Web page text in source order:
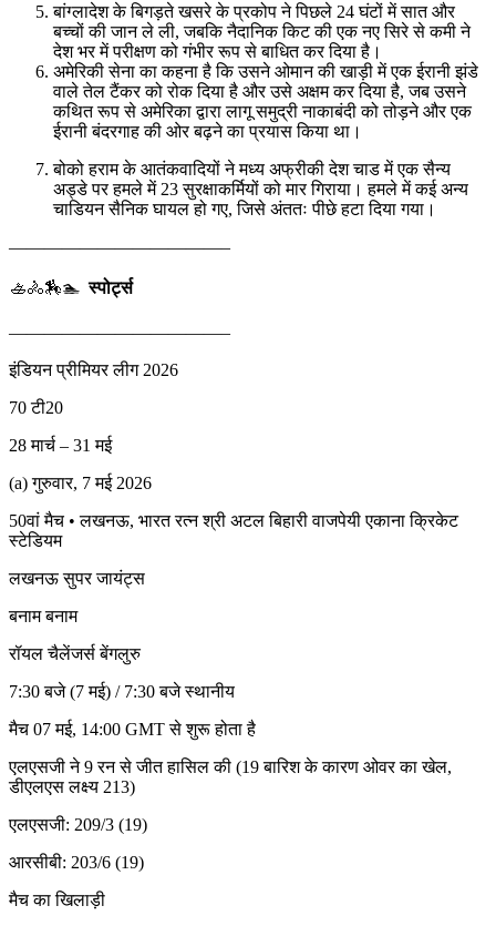
बांग्लादेश के बिगड़ते खसरे के प्रकोप ने पिछले 24 घंटों में सात और
बच्चों की जान ले ली, जबकि नैदानिक किट की एक नए सिरे से कमी ने
देश भर में परीक्षण को गंभीर रूप से बाधित कर दिया है।
अमेरिकी सेना का कहना है कि उसने ओमान की खाड़ी में एक ईरानी झंडे
वाले तेल टैंकर को रोक दिया है और उसे अक्षम कर दिया है, जब उसने
कथित रूप से अमेरिका द्वारा लागू समुद्री नाकाबंदी को तोड़ने और एक
ईरानी बंदरगाह की ओर बढ़ने का प्रयास किया था।
बोको हराम के आतंकवादियों ने मध्य अफ्रीकी देश चाड में एक सैन्य
अड्डे पर हमले में 23 सुरक्षाकर्मियों को मार गिराया। हमले में कई अन्य
चाडियन सैनिक घायल हो गए, जिसे अंततः पीछे हटा दिया गया।
————————————–
🚣🚴🏇🏊स्पोर्ट्स
————————————–
इंडियन प्रीमियर लीग 2026
70 टी20
28 मार्च – 31 मई
(a) गुरुवार, 7 मई 2026
50वां मैच • लखनऊ, भारत रत्न श्री अटल बिहारी वाजपेयी एकाना क्रिकेट
स्टेडियम
लखनऊ सुपर जायंट्स
बनाम बनाम
रॉयल चैलेंजर्स बेंगलुरु
7:30 बजे (7 मई) / 7:30 बजे स्थानीय
मैच 07 मई, 14:00 GMT से शुरू होता है
एलएसजी ने 9 रन से जीत हासिल की (19 बारिश के कारण ओवर का खेल,
डीएलएस लक्ष्य 213)
एलएसजी: 209/3 (19)
आरसीबी: 203/6 (19)
मैच का खिलाड़ी